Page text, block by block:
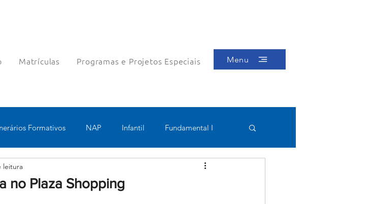
Matrículas Programas e Projetos Especiais Menu
Formativos NAP Infantil Fundamental I
no Plaza Shopping
leitura